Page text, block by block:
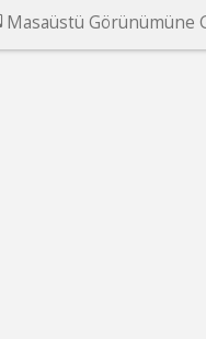
Masaüstü Görünümüne